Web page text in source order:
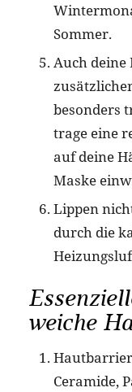
Sommer.
Auch deine
besonders
trage eine
auf deine
Maske
Lippen
durch die
weiche
Ceramide,